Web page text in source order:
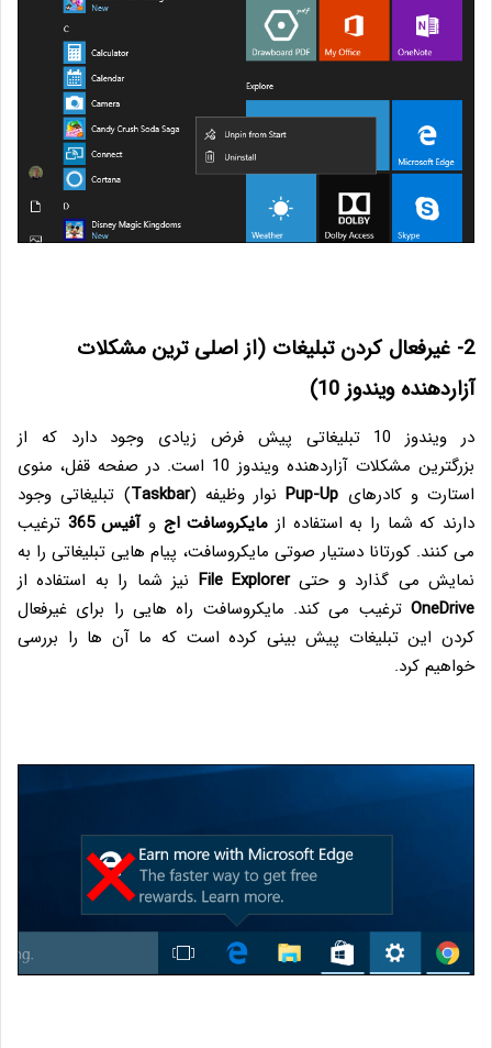
2- غیرفعال کردن تبلیغات (از اصلی ترین مشکلات
آزاردهنده ویندوز 10)
در ویندوز 10 تبلیغاتی پیش فرض زیادی وجود دارد که از
بزرگترین مشکلات آزاردهنده ویندوز 10 است. در صفحه قفل، منوی
استارت و کادرهای Pup-Upنوار وظیفه (Taskbar) تبلیغاتی وجود
دارند که شما را به استفاده از مایکروسافت اج وآفیس 365
ترغیب
می کنند. کورتانا دستیار صوتی مایکروسافت، پیام هایی تبلیغاتی را به
نمایش می گذارد و حتیFile Explorer نیز شما را به استفاده از
OneDrive ترغیب می کند. مایکروسافت راه هایی را برای غیرفعال
کردن این تبلیغات پیش بینی کرده است که ما آن ها را بررسی
خواهیم کرد.